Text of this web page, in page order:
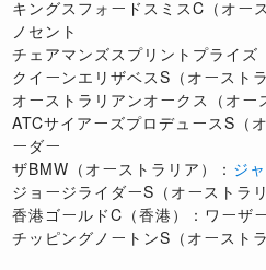
キングスフォードスミスC（オー
ノセント
チェアマンズスプリントプライ
クイーンエリザベスS（オースト
オーストラリアンオークス（オ
ATCサイアーズプロデュースS（
ーダー
ザBMW（オーストラリア）： ジ
ジョージライダーS（オーストラ
香港ゴールドC（香港）：ワーザ
チッピングノートンS（オースト